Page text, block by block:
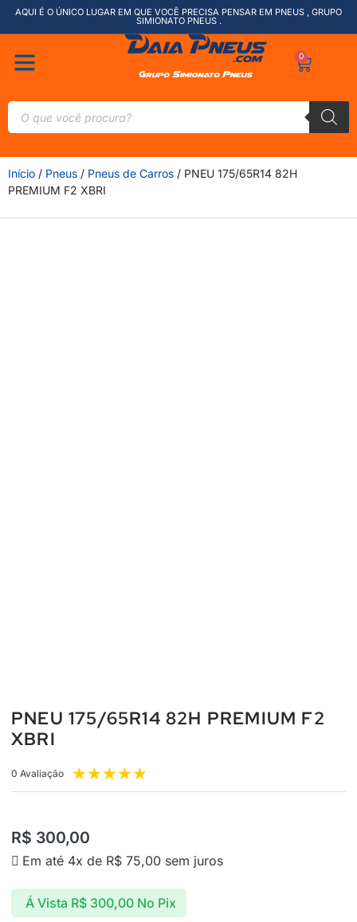
AQUI É O ÚNICO LUGAR EM QUE VOCÊ PRECISA PENSAR EM PNEUS , GRUPO
SIMIONATO PNEUS .
0
Início / Pneus / Pneus de Carros / PNEU 175/65R14 82H
PREMIUM F2 XBRI
PNEU 175/65R14 82H PREMIUM F2
XBRI
0 Avaliação ★★★★★
R$ 300,00
Em até 4x de R$ 75,00 sem juros
Á Vista R$300,00 No Pix